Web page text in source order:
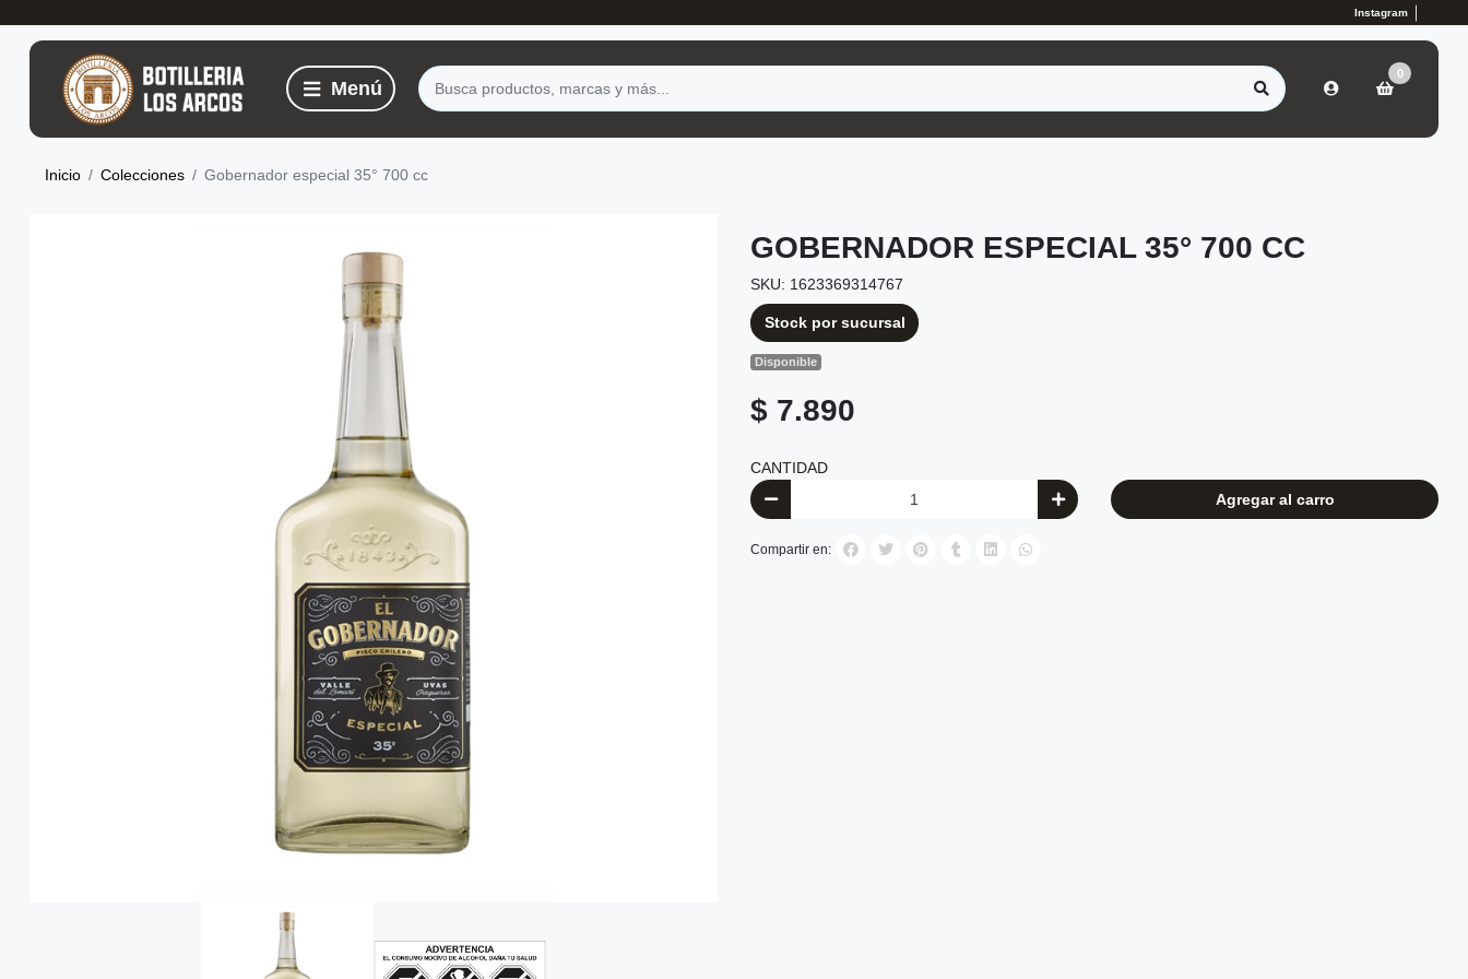
Instagram
0
Inicio Colecciones Gobernador especial 35° 700 cc
GOBERNADOR ESPECIAL 35° 700 CC
SKU: 1623369314767
Stock por sucursal
Disponible
$ 7.890
CANTIDAD
Agregar al carro
Compartir en: